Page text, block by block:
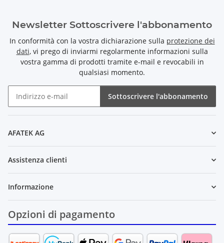
Newsletter Sottoscrivere l'abbonamento
In conformità con la vostra dichiarazione sulla protezione dei
dati, vi prego di inviarmi regolarmente informazioni sulla
vostra gamma di prodotti tramite e-mail e revocabili in
qualsiasi momento.
Sottoscrivere l'abbonamento
AFATEK AG
Assistenza clienti
Informazione
Opzioni di pagamento